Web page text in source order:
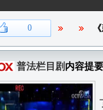
0
普法栏目剧 内容提